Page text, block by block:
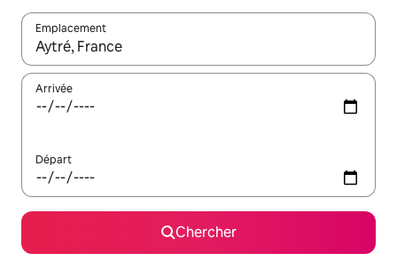
Emplacement
Quand les résultats sont affichés, parcourez-les en utilisant
Arrivée
Départ
Chercher